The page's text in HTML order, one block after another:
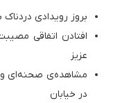
بروز رویدادی
افتادن اتفاقی
عزیز
مشاهده‌ی صحنه‌ای
در خیابان